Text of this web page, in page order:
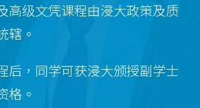
高级文凭课程由浸大政策及质
辖。
后，同学可获浸大颁授副学士
格。